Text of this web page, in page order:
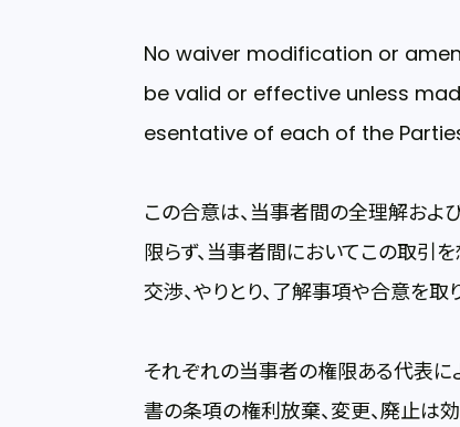
No waiver modification or
be valid or effective unless
esentative of each of the
この合意は、当事者間の全理解およ
限らず、当事者間においてこの取引
交渉、やりとり、了解事項や合意を取
それぞれの当事者の権限ある代表に
書の条項の権利放棄、変更、廃止は